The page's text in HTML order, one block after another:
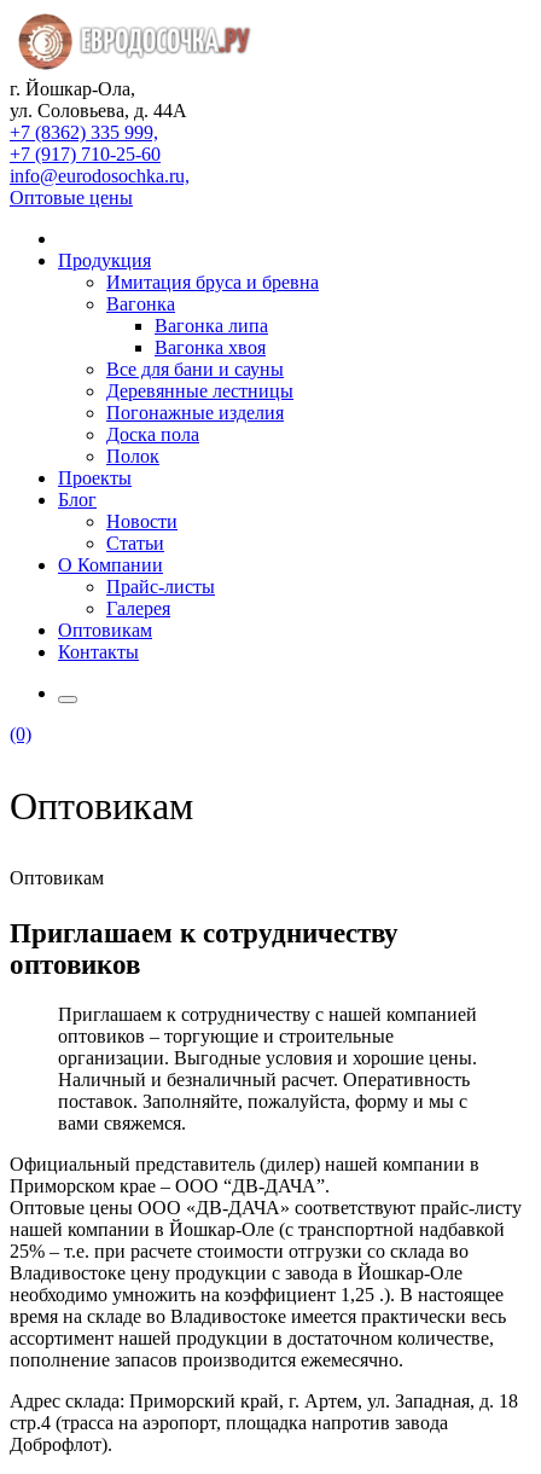
г. Йошкар-Ола,
ул. Соловьева, д. 44А
+7 (8362) 335 999,
+7 (917) 710-25-60
info@eurodosochka.ru,
Оптовые цены
Продукция
Имитация бруса и бревна
Вагонка
Вагонка липа
Вагонка хвоя
Все для бани и сауны
Деревянные лестницы
Погонажные изделия
Доска пола
Полок
Проекты
Блог
Новости
Статьи
О Компании
Прайс-листы
Галерея
Оптовикам
Контакты
(0)
Оптовикам
Оптовикам
Приглашаем к сотрудничеству
оптовиков
Приглашаем к сотрудничеству с нашей компанией
оптовиков – торгующие и строительные
организации. Выгодные условия и хорошие цены.
Наличный и безналичный расчет. Оперативность
поставок. Заполняйте, пожалуйста, форму и мы с
вами свяжемся.
Официальный представитель (дилер) нашей компании в
Приморском крае – ООО “ДВ-ДАЧА”.
Оптовые цены ООО «ДВ-ДАЧА» соответствуют прайс-листу
нашей компании в Йошкар-Оле (с транспортной надбавкой
25% – т.е. при расчете стоимости отгрузки со склада во
Владивостоке цену продукции с завода в Йошкар-Оле
необходимо умножить на коэффициент 1,25 .). В настоящее
время на складе во Владивостоке имеется практически весь
ассортимент нашей продукции в достаточном количестве,
пополнение запасов производится ежемесячно.
Адрес склада: Приморский край, г. Артем, ул. Западная, д. 18
стр.4 (трасса на аэропорт, площадка напротив завода
Доброфлот).